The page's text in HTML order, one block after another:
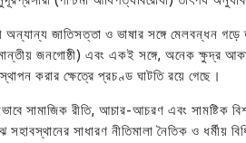
জাতিসত্তা ও ভাষার সঙ্গে মেলবন্ধন গড়ে
জনগোষ্ঠী) এবং একই সঙ্গে, অনেক ক্ষুদ্র
করার ক্ষেত্রে প্রচণ্ড ঘাটতি রয়ে গেছে।
সামাজিক রীতি, আচার-আচরণ এবং সামষ্টিক
সাধারণ নীতিমালা নৈতিক ও ধর্মীয়